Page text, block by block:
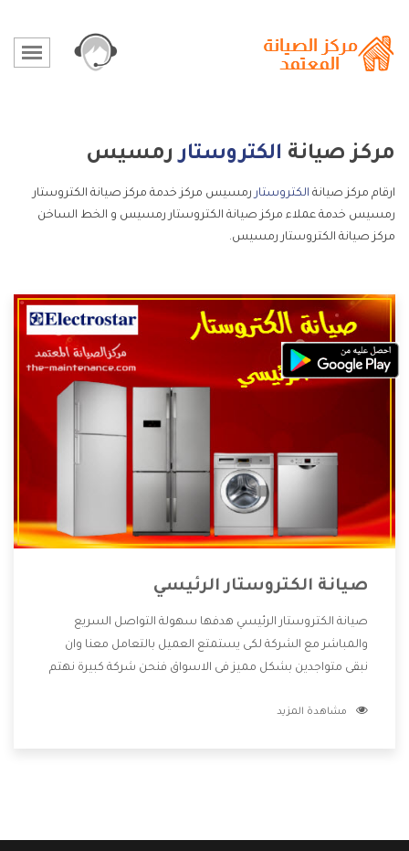
مركز صيانة الكتروستاررمسيس
ارقام مركز صيانة الكتروستار رمسيس مركز خدمة مركز صيانة الكتروستار
رمسيس خدمة عملاء مركز صيانة الكتروستار رمسيس و الخط الساخن
مركز صيانة الكتروستار رمسيس.
صيانة الكتروستار الرئيسي
صيانة الكتروستار الرئيسي هدفها سهولة التواصل السريع
والمباشر مع الشركة لكى يستمتع العميل بالتعامل معنا وان
نبقى متواجدين بشكل مميز فى الاسواق فنحن شركة كبيرة نهتم
الشركة بها والتى تكون منها خدمة الصيانة التى تكون من أهم
مشاهدة المزيد